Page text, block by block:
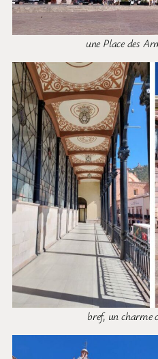
une Place des
bref, un charme